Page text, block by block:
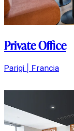
Gothal Resort
Liptovská Osada |